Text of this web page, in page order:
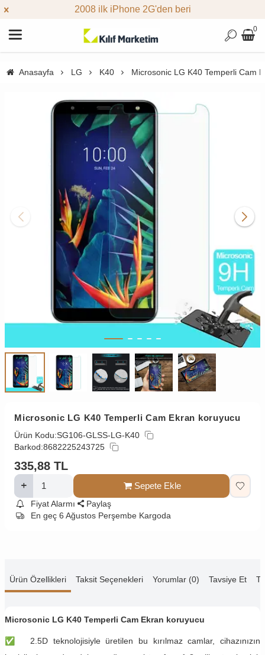
2008 ilk iPhone 2G'den beri
0
Anasayfa LG K40 Microsonic LG K40 Temperli Cam
Microsonic LG K40 Temperli Cam Ekran koruyucu
Ürün Kodu:SG106-GLSS-LG-K40
Barkod:8682225243725
335,88 TL
Sepete Ekle
Fiyat Alarmı
Paylaş
En geç 6 Ağustos Perşembe Kargoda
Ürün Özellikleri Taksit Seçenekleri Yorumlar (0) Tavsiye Et
Microsonic LG K40 Temperli Cam Ekran koruyucu
✅ 2.5D teknolojisiyle üretilen bu kırılmaz camlar, cihazınızın